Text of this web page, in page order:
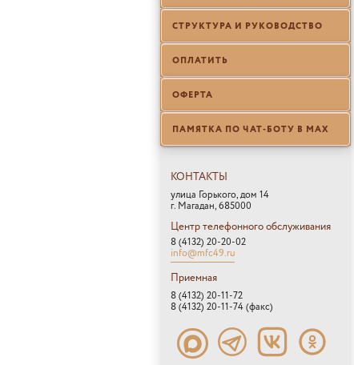
СТРУКТУРА И РУКОВОДСТВО
ОПЛАТИТЬ
ОФЕРТА
ПАМЯТКА ПО ЧАТ-БОТУ В МАХ
КОНТАКТЫ
улица Горького, дом 14
г. Магадан, 685000
Центр телефонного обслуживания
8 (4132) 20-20-02
info@mfc49.ru
Приемная
8 (4132) 20-11-72
8 (4132) 20-11-74 (факс)